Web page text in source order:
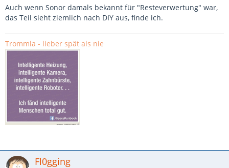
Auch wenn Sonor damals bekannt für "Resteverwertung" war,
das Teil sieht ziemlich nach DIY aus, finde ich.
Trommla - lieber spät als nie
Fl0gging